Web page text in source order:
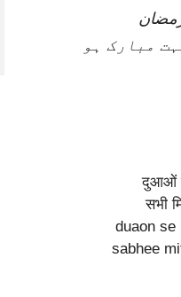
مبارک ہو
दुआओं
सभी
duaon se
sabhee